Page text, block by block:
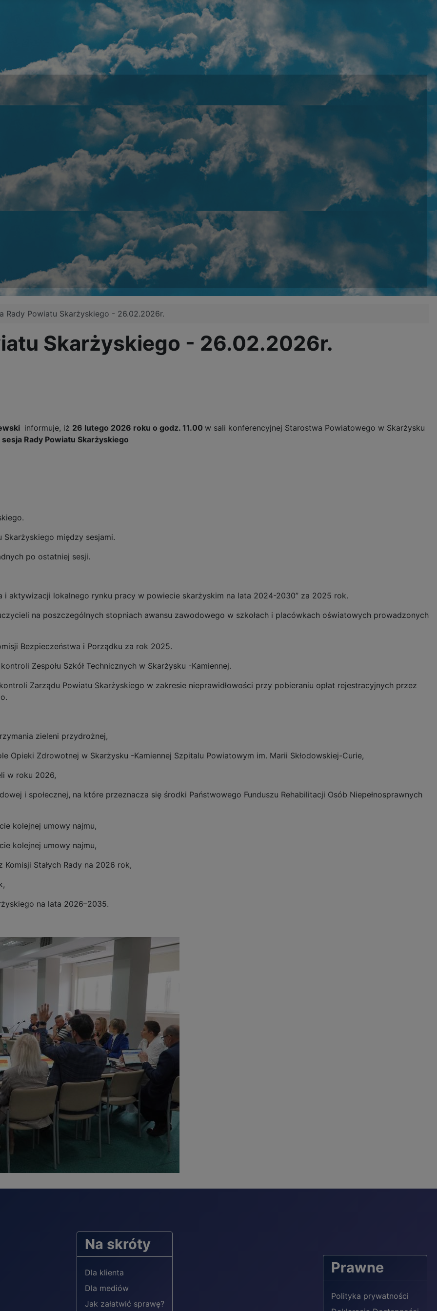
Rady Powiatu Skarżyskiego - 26.02.2026r.
Skarżyskiego - 26.02.2026r.
informuje, iż 26 lutego 2026 roku o godz. 11.00 w sali konferencyjnej Starostwa Powiatowego w Skarżysku
Rady Powiatu Skarżyskiego
Skarżyskiego między sesjami.
po ostatniej sesji.
i aktywizacji lokalnego rynku pracy w powiecie skarżyskim na lata 2024-2030” za 2025 rok.
na poszczególnych stopniach awansu zawodowego w szkołach i placówkach oświatowych prowadzonych
Bezpieczeństwa i Porządku za rok 2025.
Zespołu Szkół Technicznych w Skarżysku -Kamiennej.
Zarządu Powiatu Skarżyskiego w zakresie nieprawidłowości przy pobieraniu opłat rejestracyjnych przez
zieleni przydrożnej,
Opieki Zdrowotnej w Skarżysku -Kamiennej Szpitalu Powiatowym im. Marii Skłodowskiej-Curie,
w roku 2026,
i społecznej, na które przeznacza się środki Państwowego Funduszu Rehabilitacji Osób Niepełnosprawnych
kolejnej umowy najmu,
kolejnej umowy najmu,
Stałych Rady na 2026 rok,
na lata 2026–2035.
Na skróty
Dla klienta
Dla mediów
Jak załatwić sprawę?
Prawne
Polityka prywatności